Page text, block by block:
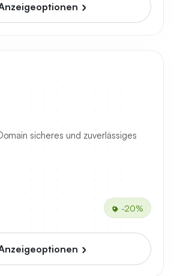
sicheres und zuverlässiges
-20%